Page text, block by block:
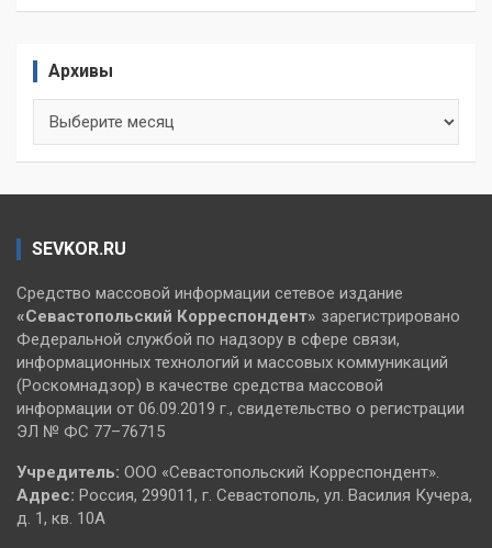
Архивы
SEVKOR.RU
Средство массовой информации сетевое издание
«Севастопольский Корреспондент» зарегистрировано
Федеральной службой по надзору в сфере связи,
информационных технологий и массовых коммуникаций
(Роскомнадзор) в качестве средства массовой
информации от 06.09.2019 г., свидетельство о регистрации
ЭЛ № ФС 77–76715
Учредитель: ООО «Севастопольский Корреспондент».
Адрес: Россия, 299011, г. Севастополь, ул. Василия Кучера,
д. 1, кв. 10А